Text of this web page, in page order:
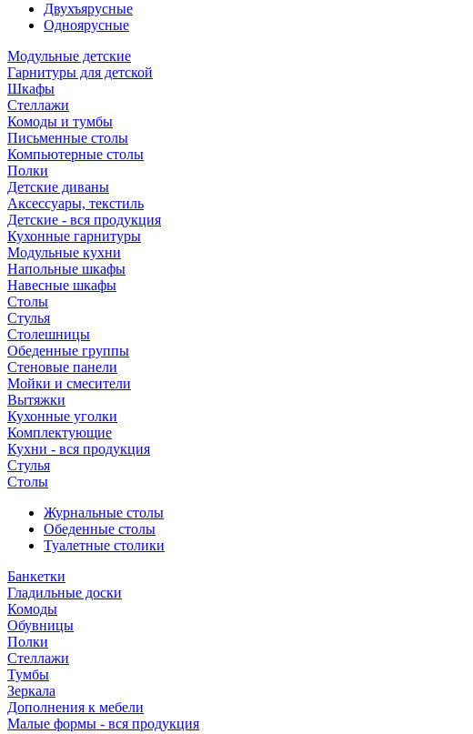
Двухъярусные
Одноярусные
Модульные детские
Гарнитуры для детской
Шкафы
Стеллажи
Комоды и тумбы
Письменные столы
Компьютерные столы
Полки
Детские диваны
Аксессуары, текстиль
Детские - вся продукция
Кухонные гарнитуры
Модульные кухни
Напольные шкафы
Навесные шкафы
Столы
Стулья
Столешницы
Обеденные группы
Стеновые панели
Мойки и смесители
Вытяжки
Кухонные уголки
Комплектующие
Кухни - вся продукция
Стулья
Столы
Журнальные столы
Обеденные столы
Туалетные столики
Банкетки
Гладильные доски
Комоды
Обувницы
Полки
Стеллажи
Тумбы
Зеркала
Дополнения к мебели
Малые формы - вся продукция